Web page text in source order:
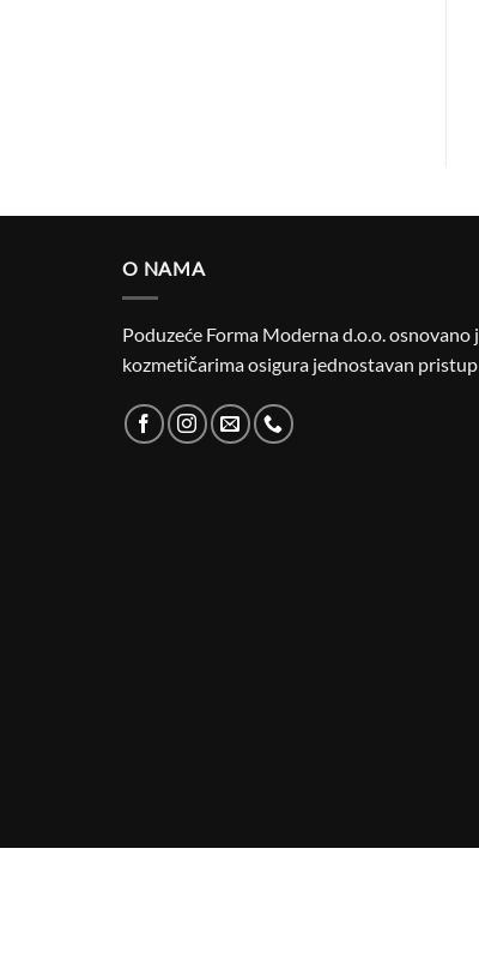
O NAMA
Poduzeće Forma Moderna d.o.o. osnovano
kozmetičarima osigura jednostavan